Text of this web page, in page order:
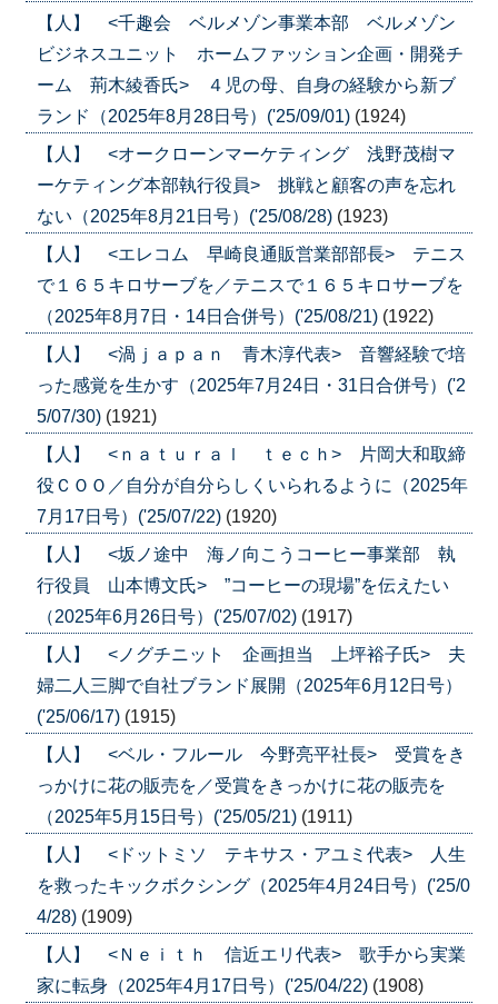
【人】 <千趣会 ベルメゾン事業本部 ベルメゾン
ビジネスユニット ホームファッション企画・開発チ
ーム 荊木綾香氏> ４児の母、自身の経験から新ブ
ランド（2025年8月28日号）('25/09/01) (1924)
【人】 <オークローンマーケティング 浅野茂樹マ
ーケティング本部執行役員> 挑戦と顧客の声を忘れ
ない（2025年8月21日号）('25/08/28) (1923)
【人】 <エレコム 早崎良通販営業部部長> テニス
で１６５キロサーブを／テニスで１６５キロサーブを
（2025年8月7日・14日合併号）('25/08/21) (1922)
【人】 <渦ｊａｐａｎ 青木淳代表> 音響経験で培
った感覚を生かす（2025年7月24日・31日合併号）('2
5/07/30) (1921)
【人】 <ｎａｔｕｒａｌ ｔｅｃｈ> 片岡大和取締
役ＣＯＯ／自分が自分らしくいられるように（2025年
7月17日号）('25/07/22) (1920)
【人】 <坂ノ途中 海ノ向こうコーヒー事業部 執
行役員 山本博文氏> ”コーヒーの現場”を伝えたい
（2025年6月26日号）('25/07/02) (1917)
【人】 <ノグチニット 企画担当 上坪裕子氏> 夫
婦二人三脚で自社ブランド展開（2025年6月12日号）
('25/06/17) (1915)
【人】 <ベル・フルール 今野亮平社長> 受賞をき
っかけに花の販売を／受賞をきっかけに花の販売を
（2025年5月15日号）('25/05/21) (1911)
【人】 <ドットミソ テキサス・アユミ代表> 人生
を救ったキックボクシング（2025年4月24日号）('25/0
4/28) (1909)
【人】 <Ｎｅｉｔｈ 信近エリ代表> 歌手から実業
家に転身（2025年4月17日号）('25/04/22) (1908)